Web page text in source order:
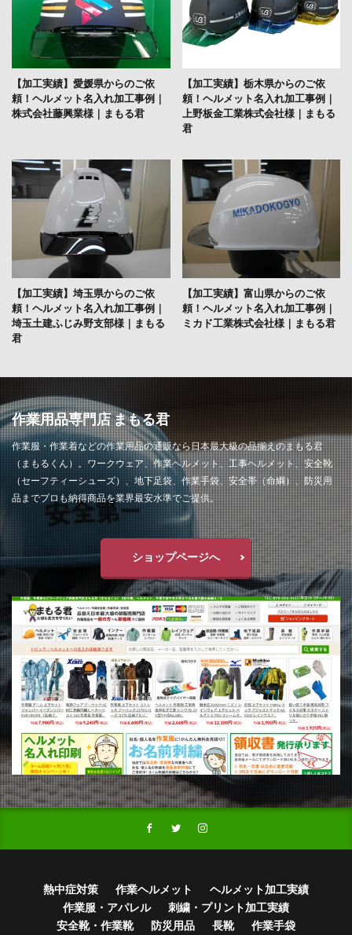
【加工実績】愛媛県からのご依
頼！ヘルメット名入れ加工事例｜
株式会社藤興業様｜まもる君
【加工実績】栃木県からのご依
頼！ヘルメット名入れ加工事例｜
上野板金工業株式会社様｜まもる
君
【加工実績】埼玉県からのご依
頼！ヘルメット名入れ加工事例｜
埼玉土建ふじみ野支部様｜まもる
君
【加工実績】富山県からのご依
頼！ヘルメット名入れ加工事例｜
ミカド工業株式会社様｜まもる君
作業用品専門店 まもる君
作業服・作業着などの作業用品の通販なら日本最大級の品揃えのまもる君
（まもるくん）。ワークウェア、作業ヘルメット、工事ヘルメット、安全靴
（セーフティーシューズ）、地下足袋、作業手袋、安全帯（命綱）、防災用
品までプロも納得商品を業界最安水準でご提供。
ショップページへ
熱中症対策 作業ヘルメット
ヘルメット加工実績
作業服・アパレル
刺繍・プリント加工実績
安全靴・作業靴
防災用品 長靴 作業手袋